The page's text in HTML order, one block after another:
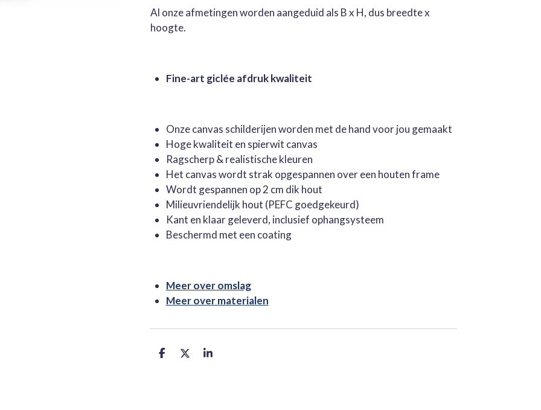
Al onze afmetingen worden aangeduid als B x H, dus breedte x
hoogte.
Fine-art giclée afdruk kwaliteit
Onze canvas schilderijen worden met de hand voor jou gemaakt
Hoge kwaliteit en spierwit canvas
Ragscherp & realistische kleuren
Het canvas wordt strak opgespannen over een houten frame
Wordt gespannen op 2 cm dik hout
Milieuvriendelijk hout (PEFC goedgekeurd)
Kant en klaar geleverd, inclusief ophangsysteem
Beschermd met een coating
Meer over omslag
Meer over materialen
D
D
S